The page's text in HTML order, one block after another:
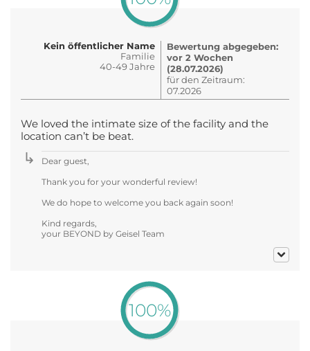
Kein öffentlicher Name
Familie
40-49 Jahre
Bewertung abgegeben:
vor 2 Wochen
(28.07.2026)
für den Zeitraum:
07.2026
We loved the intimate size of the facility and the
location can’t be beat.
Dear guest,
Thank you for your wonderful review!
We do hope to welcome you back again soon!
Kind regards,
your BEYOND by Geisel Team
100%